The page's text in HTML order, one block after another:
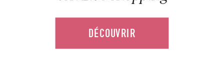
DÉCOUVRIR